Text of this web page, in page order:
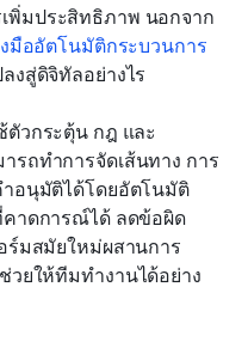
พิ่มประสิทธิภาพ นอกจาก
งมืออัตโนมัติกระบวนการ
งสู่ดิจิทัลอย่างไร
ตัวกระตุ้น กฎ และ
รถทำการจัดเส้นทาง การ
ำอนุมัติได้โดยอัตโนมัติ
คาดการณ์ได้ ลดข้อผิด
ร์มสมัยใหม่ผสานการ
วยให้ทีมทำงานได้อย่าง